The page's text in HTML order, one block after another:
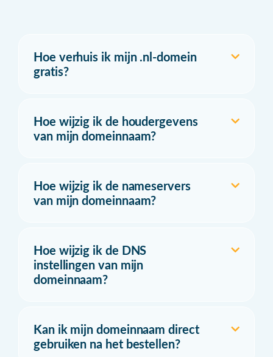
Hoe verhuis ik mijn .nl-domein
gratis?
Hoe wijzig ik de houdergevens
van mijn domeinnaam?
Hoe wijzig ik de nameservers
van mijn domeinnaam?
Hoe wijzig ik de DNS
instellingen van mijn
domeinnaam?
Kan ik mijn domeinnaam direct
gebruiken na het bestellen?